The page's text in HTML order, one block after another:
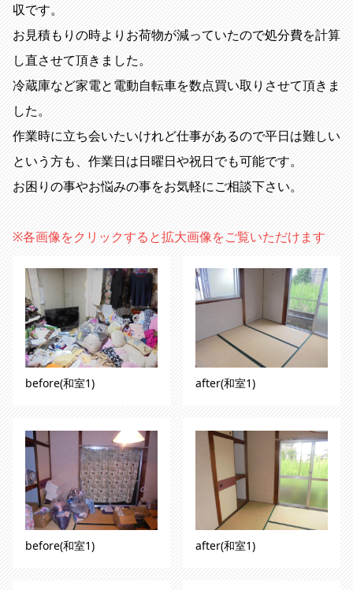
収です。
お見積もりの時よりお荷物が減っていたので処分費を計算
し直させて頂きました。
冷蔵庫など家電と電動自転車を数点買い取りさせて頂きま
した。
作業時に立ち会いたいけれど仕事があるので平日は難しい
という方も、作業日は日曜日や祝日でも可能です。
お困りの事やお悩みの事をお気軽にご相談下さい。
※各画像をクリックすると拡大画像をご覧いただけます
before(和室1) after(和室1)
before(和室1) after(和室1)